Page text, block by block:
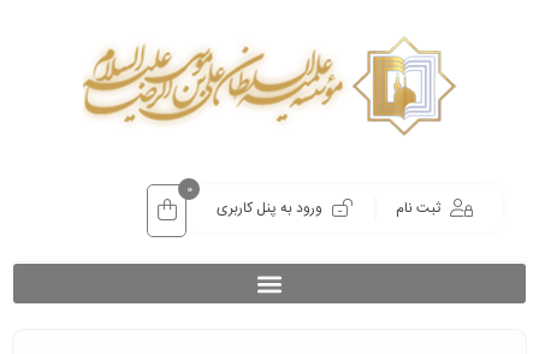
ثبت نام ورود به پنل کاربری
0